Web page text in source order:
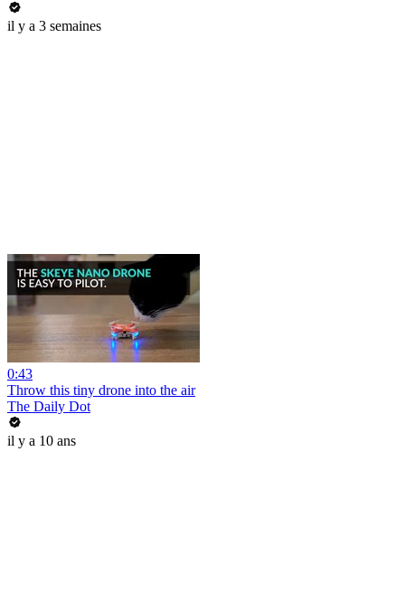
il y a 3 semaines
0:43
Throw this tiny drone into the air
The Daily Dot
il y a 10 ans